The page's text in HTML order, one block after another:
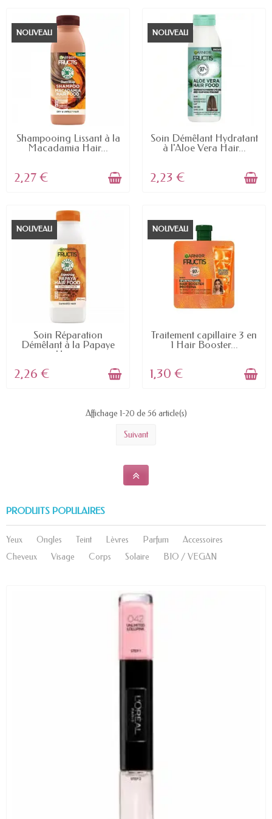
NOUVEAU
EN STOCK
Shampooing Lissant à la
Macadamia Hair...
2,27 €
NOUVEAU
EN STOCK
Soin Démêlant Hydratant
à l'Aloe Vera Hair...
2,23 €
NOUVEAU
EN STOCK
Soin Réparation
Démêlant à la Papaye
Hair...
2,26 €
NOUVEAU
EN STOCK
Traitement capillaire 3 en
1 Hair Booster...
1,30 €
Affichage 1-20 de 56 article(s)
Suivant
PRODUITS POPULAIRES
Yeux Ongles Teint Lèvres Parfum
Accessoires
Cheveux
Visage Corps Solaire BIO / VEGAN